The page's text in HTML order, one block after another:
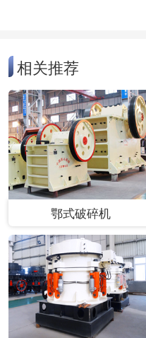
相关推荐
鄂式破碎机